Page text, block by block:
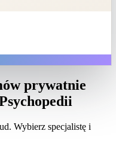
prywatnie
. Wybierz specjalistę i